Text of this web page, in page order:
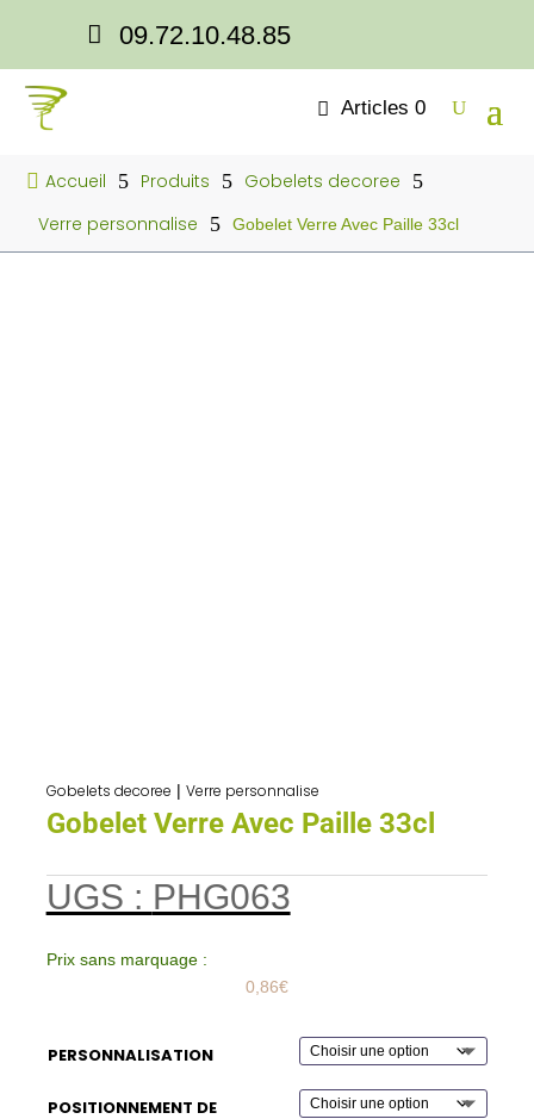
 09.72.10.48.85
Articles 0
 Accueil 5 Produits 5 Gobelets decoree 5
Verre personnalise 5 Gobelet Verre Avec Paille 33cl
Gobelets decoree | Verre personnalise
Gobelet Verre Avec Paille 33cl
UGS : PHG063
Prix sans marquage :
0,86€
PERSONNALISATION
POSITIONNEMENT DE